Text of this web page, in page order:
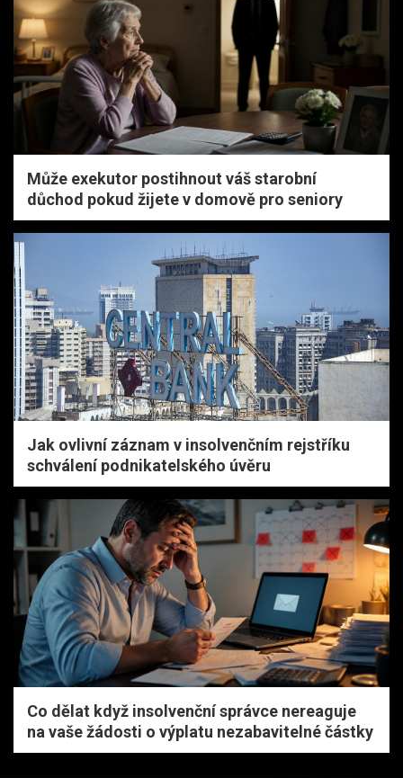
Může exekutor postihnout váš starobní
důchod pokud žijete v domově pro seniory
Jak ovlivní záznam v insolvenčním rejstříku
schválení podnikatelského úvěru
Co dělat když insolvenční správce nereaguje
na vaše žádosti o výplatu nezabavitelné částky